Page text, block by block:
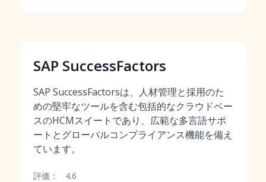
SAP SuccessFactors
SAP SuccessFactorsは、人材管理と採用のた
めの堅牢なツールを含む包括的なクラウドベー
スのHCMスイートであり、広範な多言語サポ
ートとグローバルコンプライアンス機能を備え
ています。
評価： 4.6